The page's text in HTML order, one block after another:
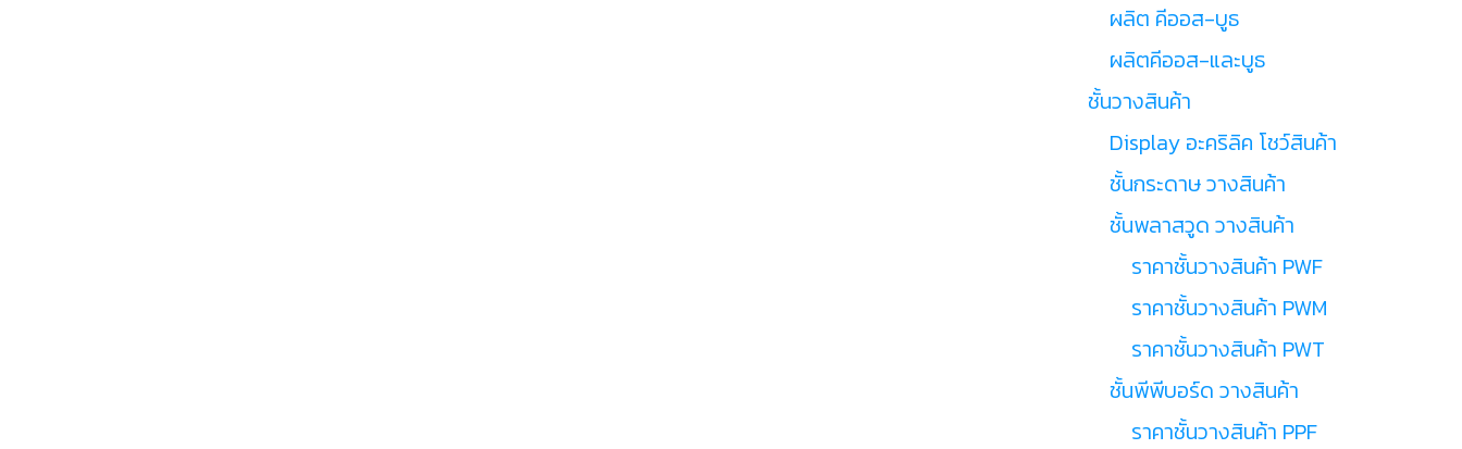
ผลิต คีออส-บูธ
ผลิตคีออส-และบูธ
ชั้นวางสินค้า
Display อะคริลิค โชว์สินค้า
ชั้นกระดาษ วางสินค้า
ชั้นพลาสวูด วางสินค้า
ราคาชั้นวางสินค้า PWF
ราคาชั้นวางสินค้า PWM
ราคาชั้นวางสินค้า PWT
ชั้นพีพีบอร์ด วางสินค้า
ราคาชั้นวางสินค้า PPF